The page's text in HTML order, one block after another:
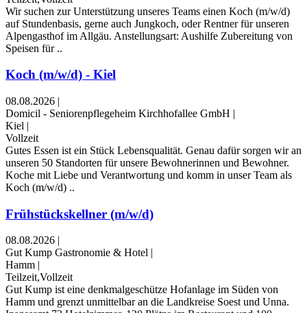
Wir suchen zur Unterstützung unseres Teams einen Koch (m/w/d)
auf Stundenbasis, gerne auch Jungkoch, oder Rentner für unseren
Alpengasthof im Allgäu. Anstellungsart: Aushilfe Zubereitung von
Speisen für ..
Koch (m/w/d) - Kiel
08.08.2026 |
Domicil - Seniorenpflegeheim Kirchhofallee GmbH |
Kiel |
Vollzeit
Gutes Essen ist ein Stück Lebensqualität. Genau dafür sorgen wir an
unseren 50 Standorten für unsere Bewohnerinnen und Bewohner.
Koche mit Liebe und Verantwortung und komm in unser Team als
Koch (m/w/d) ..
Frühstückskellner (m/w/d)
08.08.2026
Gut Kump Gastronomie & Hotel
Hamm
Teilzeit,Vollzeit
Gut Kump ist eine denkmalgeschütze Hofanlage im Süden von
Hamm und grenzt unmittelbar an die Landkreise Soest und Unna.